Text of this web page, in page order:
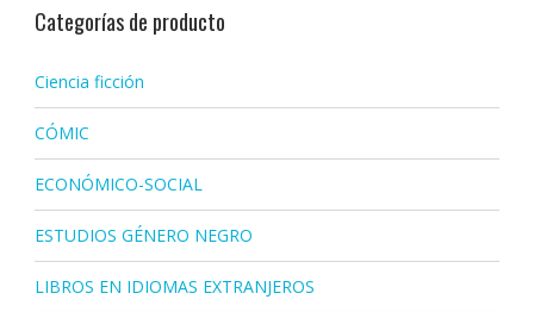
Categorías de producto
Ciencia ficción
CÓMIC
ECONÓMICO-SOCIAL
ESTUDIOS GÉNERO NEGRO
LIBROS EN IDIOMAS EXTRANJEROS